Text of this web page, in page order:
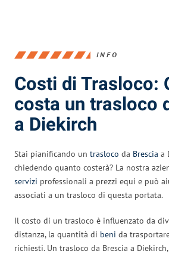
INFO
Costi di Trasloco:
costa un trasloco
a Diekirch
Stai pianificando un trasloco da Brescia a
chiedendo quanto costerà? La nostra
servizi professionali a prezzi equi e può
associati a un trasloco di questa portata.
Il costo di un trasloco è influenzato da
distanza, la quantità di beni da
richiesti. Un trasloco da Brescia a